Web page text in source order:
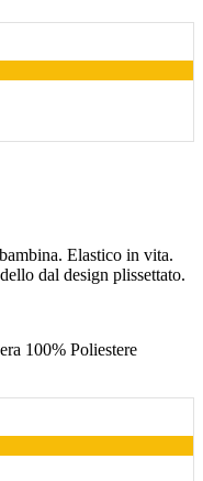
Elastico in vita.
dal design plissettato.
100% Poliestere